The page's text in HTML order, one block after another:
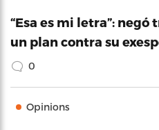
“Esa es mi letra”: negó
un plan contra su
0
Opinions